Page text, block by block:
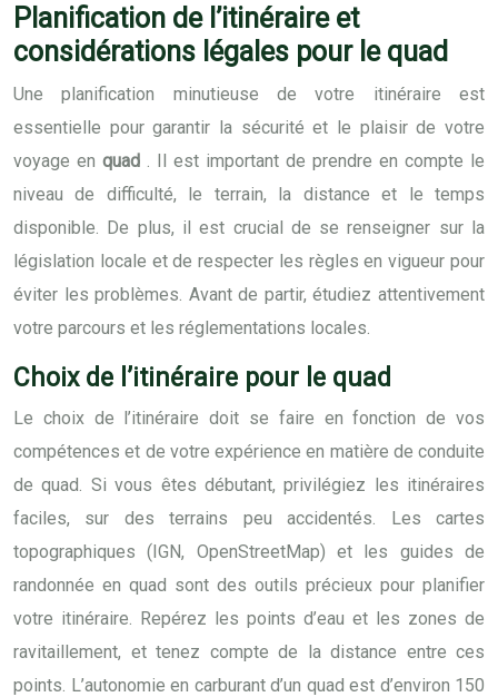
Planification de l’itinéraire et
considérations légales pour le quad
Une planification minutieuse de votre itinéraire est
essentielle pour garantir la sécurité et le plaisir de votre
voyage en quad
. Il est important de prendre en compte le
niveau de difficulté, le terrain, la distance et le temps
disponible. De plus, il est crucial de se renseigner sur la
législation locale et de respecter les règles en vigueur pour
éviter les problèmes. Avant de partir, étudiez attentivement
votre parcours et les réglementations locales.
Choix de l’itinéraire pour le quad
Le choix de l’itinéraire doit se faire en fonction de vos
compétences et de votre expérience en matière de conduite
de quad. Si vous êtes débutant, privilégiez les itinéraires
faciles, sur des terrains peu accidentés. Les cartes
topographiques (IGN, OpenStreetMap) et les guides de
randonnée en quad sont des outils précieux pour planifier
votre itinéraire. Repérez les points d’eau et les zones de
ravitaillement, et tenez compte de la distance entre ces
points. L’autonomie en carburant d’un quad est d’environ 150